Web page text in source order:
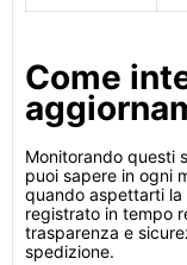
Come
Monitorando questi
puoi sapere in ogni
quando aspettarti la
registrato in tempo
trasparenza e
spedizione.